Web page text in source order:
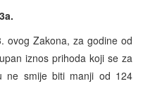
ovog Zakona, za godine od
iznos prihoda koji se za
ne smije biti manji od 124